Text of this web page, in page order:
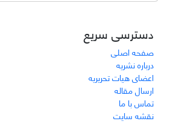
دسترسی سریع
صفحه اصلی
درباره نشریه
اعضای هیات تحریریه
ارسال مقاله
تماس با ما
نقشه سایت